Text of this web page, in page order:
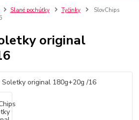
Slané pochúťky Tyčinky
SlovChips
original